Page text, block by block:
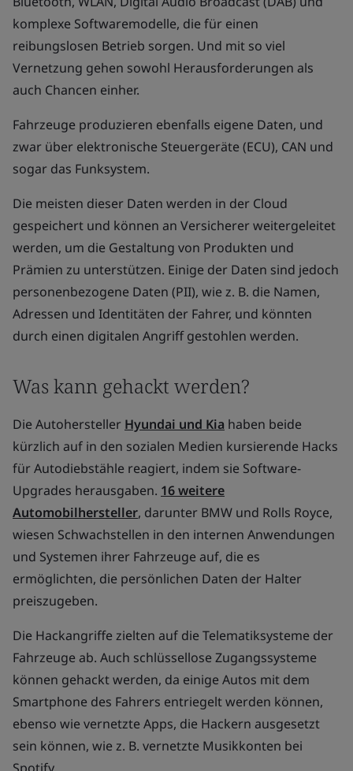
komplexe Softwaremodelle, die für einen
reibungslosen Betrieb sorgen. Und mit so viel
Vernetzung gehen sowohl Herausforderungen als
auch Chancen einher.
Fahrzeuge produzieren ebenfalls eigene Daten, und
zwar über elektronische Steuergeräte (ECU), CAN und
sogar das Funksystem.
Die meisten dieser Daten werden in der Cloud
gespeichert und können an Versicherer weitergeleitet
werden, um die Gestaltung von Produkten und
Prämien zu unterstützen. Einige der Daten sind jedoch
personenbezogene Daten (PII), wie z. B. die Namen,
Adressen und Identitäten der Fahrer, und könnten
durch einen digitalen Angriff gestohlen werden.
Was kann gehackt werden?
Die Autohersteller Hyundai und Kia haben beide
kürzlich auf in den sozialen Medien kursierende Hacks
für Autodiebstähle reagiert, indem sie Software-
Upgrades herausgaben. 16 weitere
Automobilhersteller, darunter BMW und Rolls Royce,
wiesen Schwachstellen in den internen Anwendungen
und Systemen ihrer Fahrzeuge auf, die es
ermöglichten, die persönlichen Daten der Halter
preiszugeben.
Die Hackangriffe zielten auf die Telematiksysteme der
Fahrzeuge ab. Auch schlüssellose Zugangssysteme
können gehackt werden, da einige Autos mit dem
Smartphone des Fahrers entriegelt werden können,
ebenso wie vernetzte Apps, die Hackern ausgesetzt
sein können, wie z. B. vernetzte Musikkonten bei